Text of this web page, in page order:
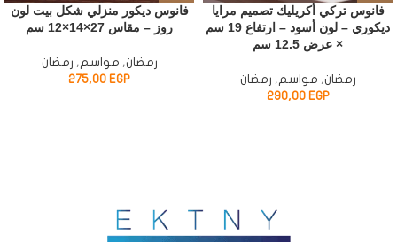
فانوس تركي أكريليك تصميم مرايا
ديكوري – لون أسود – ارتفاع 19 سم
× عرض 12.5 سم
رمضان, مواسم, رمضان
290,00 EGP
فانوس ديكور منزلي شكل بيت لون
روز – مقاس 27×14×12 سم
رمضان, مواسم, رمضان
275,00 EGP